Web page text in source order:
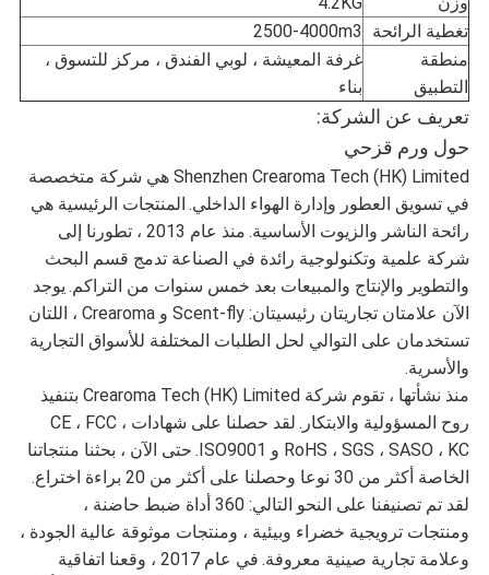
تغطية الرائحة
2500-4000m3
منطقة
التطبيق
غرفة المعيشة ، لوبي الفندق ، مركز للتسوق ،
بناء
تعريف عن الشركة:
حول ورم قزحي
Shenzhen Crearoma Tech (HK) Limited هي شركة متخصصة
في تسويق العطور وإدارة الهواء الداخلي. المنتجات الرئيسية هي
رائحة الناشر والزيوت الأساسية.
منذ عام 2013 ، تطورنا إلى
شركة علمية وتكنولوجية رائدة في الصناعة تدمج قسم البحث
والتطوير والإنتاج والمبيعات بعد خمس سنوات من التراكم. يوجد
الآن علامتان تجاريتان رئيسيتان: Scent-fly و Crearoma ، اللتان
تستخدمان على التوالي لحل الطلبات المختلفة للأسواق التجارية
والأسرية.
منذ نشأتها ، تقوم شركة Crearoma Tech (HK) Limited بتنفيذ
روح المسؤولية والابتكار.
لقد حصلنا على شهادات CE ، FCC ،
RoHS ، SGS ، SASO ، KC و ISO9001.
حتى الآن ، بحثنا منتجاتنا
الخاصة أكثر من 30 نوعا وحصلنا على أكثر من 20 براءة اختراع.
لقد تم تصنيفنا على النحو التالي: 360 أداة ضبط حاضنة ،
ومنتجات ترويجية خضراء وبيئية ، ومنتجات موثوقة عالية الجودة ،
وعلامة تجارية صينية معروفة.
في عام 2017 ، وقعنا اتفاقية